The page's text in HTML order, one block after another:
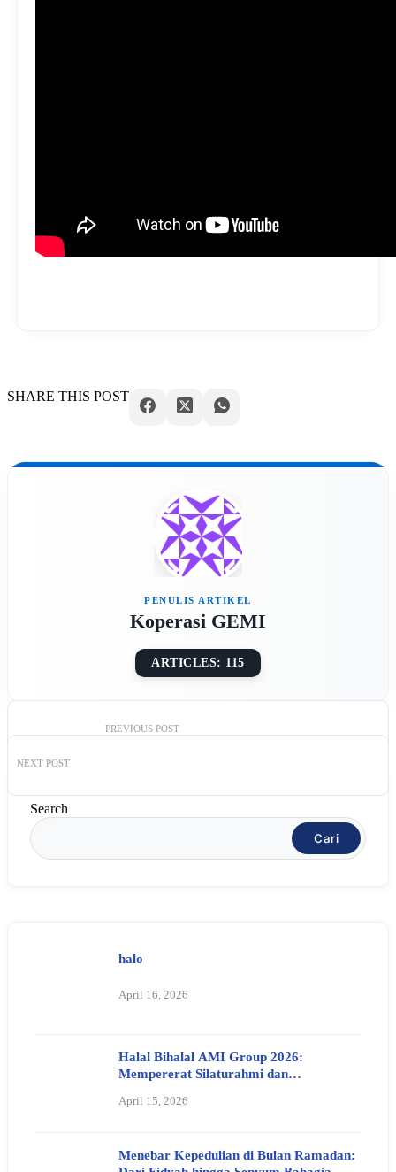
SHARE THIS POST
Koperasi GEMI
ARTICLES: 115
PREVIOUS POST
NEXT POST
Search
Cari
halo
April 16, 2026
Halal Bihalal AMI Group 2026:
Mempererat Silaturahmi dan
April 15, 2026
Menebar Kepedulian di Bulan Ramadan: